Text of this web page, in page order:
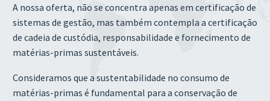
A nossa oferta, não se concentra apenas em certificação de
sistemas de gestão, mas também contempla a certificação
de cadeia de custódia, responsabilidade e fornecimento de
matérias-primas sustentáveis.
Consideramos que a sustentabilidade no consumo de
matérias-primas é fundamental para a conservação de